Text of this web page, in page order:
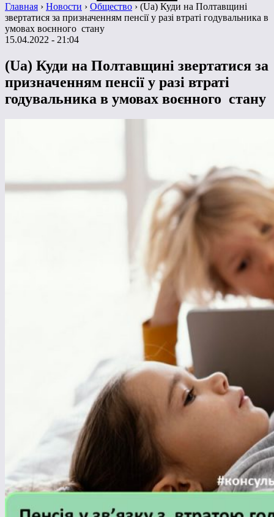
Главная › Новости › Общество › (Ua) Куди на Полтавщині
звертатися за призначенням пенсії у разі втраті годувальника в
умовах воєнного стану
15.04.2022 - 21:04
(Ua) Куди на Полтавщині звертатися за
призначенням пенсії у разі втраті
годувальника в умовах воєнного стану